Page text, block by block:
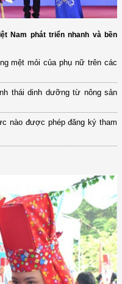
Nam phát triển nhanh và bền
mệt mỏi của phụ nữ trên các
thái dinh dưỡng từ nông sản
nào được phép đăng ký tham